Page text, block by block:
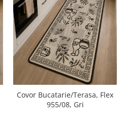
Covor Bucatarie/Terasa, Flex
955/08, Gri